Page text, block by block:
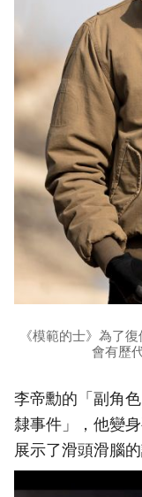
《模範的士》為了
會有歷
李帝勳的「副角
隸事件」，他變
展示了滑頭滑腦